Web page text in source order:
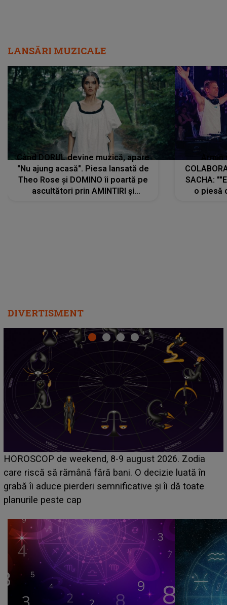
LANSĂRI MUZICALE
Când DORUL devine muzică, apare
"Nu ajung acasă". Piesa lansată de
Theo Rose și DOMINO îi poartă pe
ascultători prin AMINTIRI și
SACHA:
o piesă
DIVERTISMENT
Emanuel a ținut ACEST DETALIU ASCUNS până
acum! În fața Alexandrei, concurentul din Casa Iubirii
face o MĂRTURISIRE NEAȘTEPTATĂ despre mama
sa: "I-am spus și ei în față, eu nu te iubesc pentru